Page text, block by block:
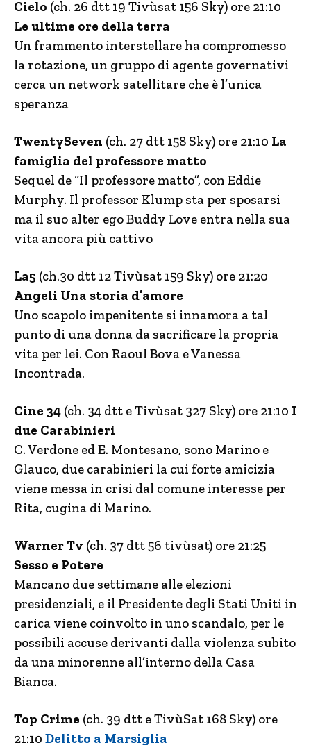
Cielo (ch. 26 dtt 19 Tivùsat 156 Sky) ore 21:10
Le ultime ore della terra
Un frammento interstellare ha compromesso
la rotazione, un gruppo di agente governativi
cerca un network satellitare che è l’unica
speranza
TwentySeven (ch. 27 dtt 158 Sky) ore 21:10 La
famiglia del professore matto
Sequel de “Il professore matto”, con Eddie
Murphy. Il professor Klump sta per sposarsi
ma il suo alter ego Buddy Love entra nella sua
vita ancora più cattivo
La5 (ch.30 dtt 12 Tivùsat 159 Sky) ore 21:20
Angeli Una storia d’amore
Uno scapolo impenitente si innamora a tal
punto di una donna da sacrificare la propria
vita per lei. Con Raoul Bova e Vanessa
Incontrada.
Cine 34 (ch. 34 dtt e Tivùsat 327 Sky) ore 21:10 I
due Carabinieri
C. Verdone ed E. Montesano, sono Marino e
Glauco, due carabinieri la cui forte amicizia
viene messa in crisi dal comune interesse per
Rita, cugina di Marino.
Warner Tv (ch. 37 dtt 56 tivùsat) ore 21:25
Sesso e Potere
Mancano due settimane alle elezioni
presidenziali, e il Presidente degli Stati Uniti in
carica viene coinvolto in uno scandalo, per le
possibili accuse derivanti dalla violenza subito
da una minorenne all’interno della Casa
Bianca.
Top Crime (ch. 39 dtt e TivùSat 168 Sky) ore
21:10 Delitto a Marsiglia